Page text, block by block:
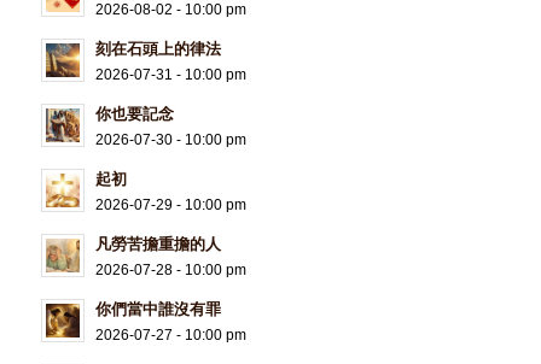
2026-08-02 - 10:00 pm
刻在石頭上的律法
2026-07-31 - 10:00 pm
你也要記念
2026-07-30 - 10:00 pm
起初
2026-07-29 - 10:00 pm
凡勞苦擔重擔的人
2026-07-28 - 10:00 pm
你們當中誰沒有罪
2026-07-27 - 10:00 pm